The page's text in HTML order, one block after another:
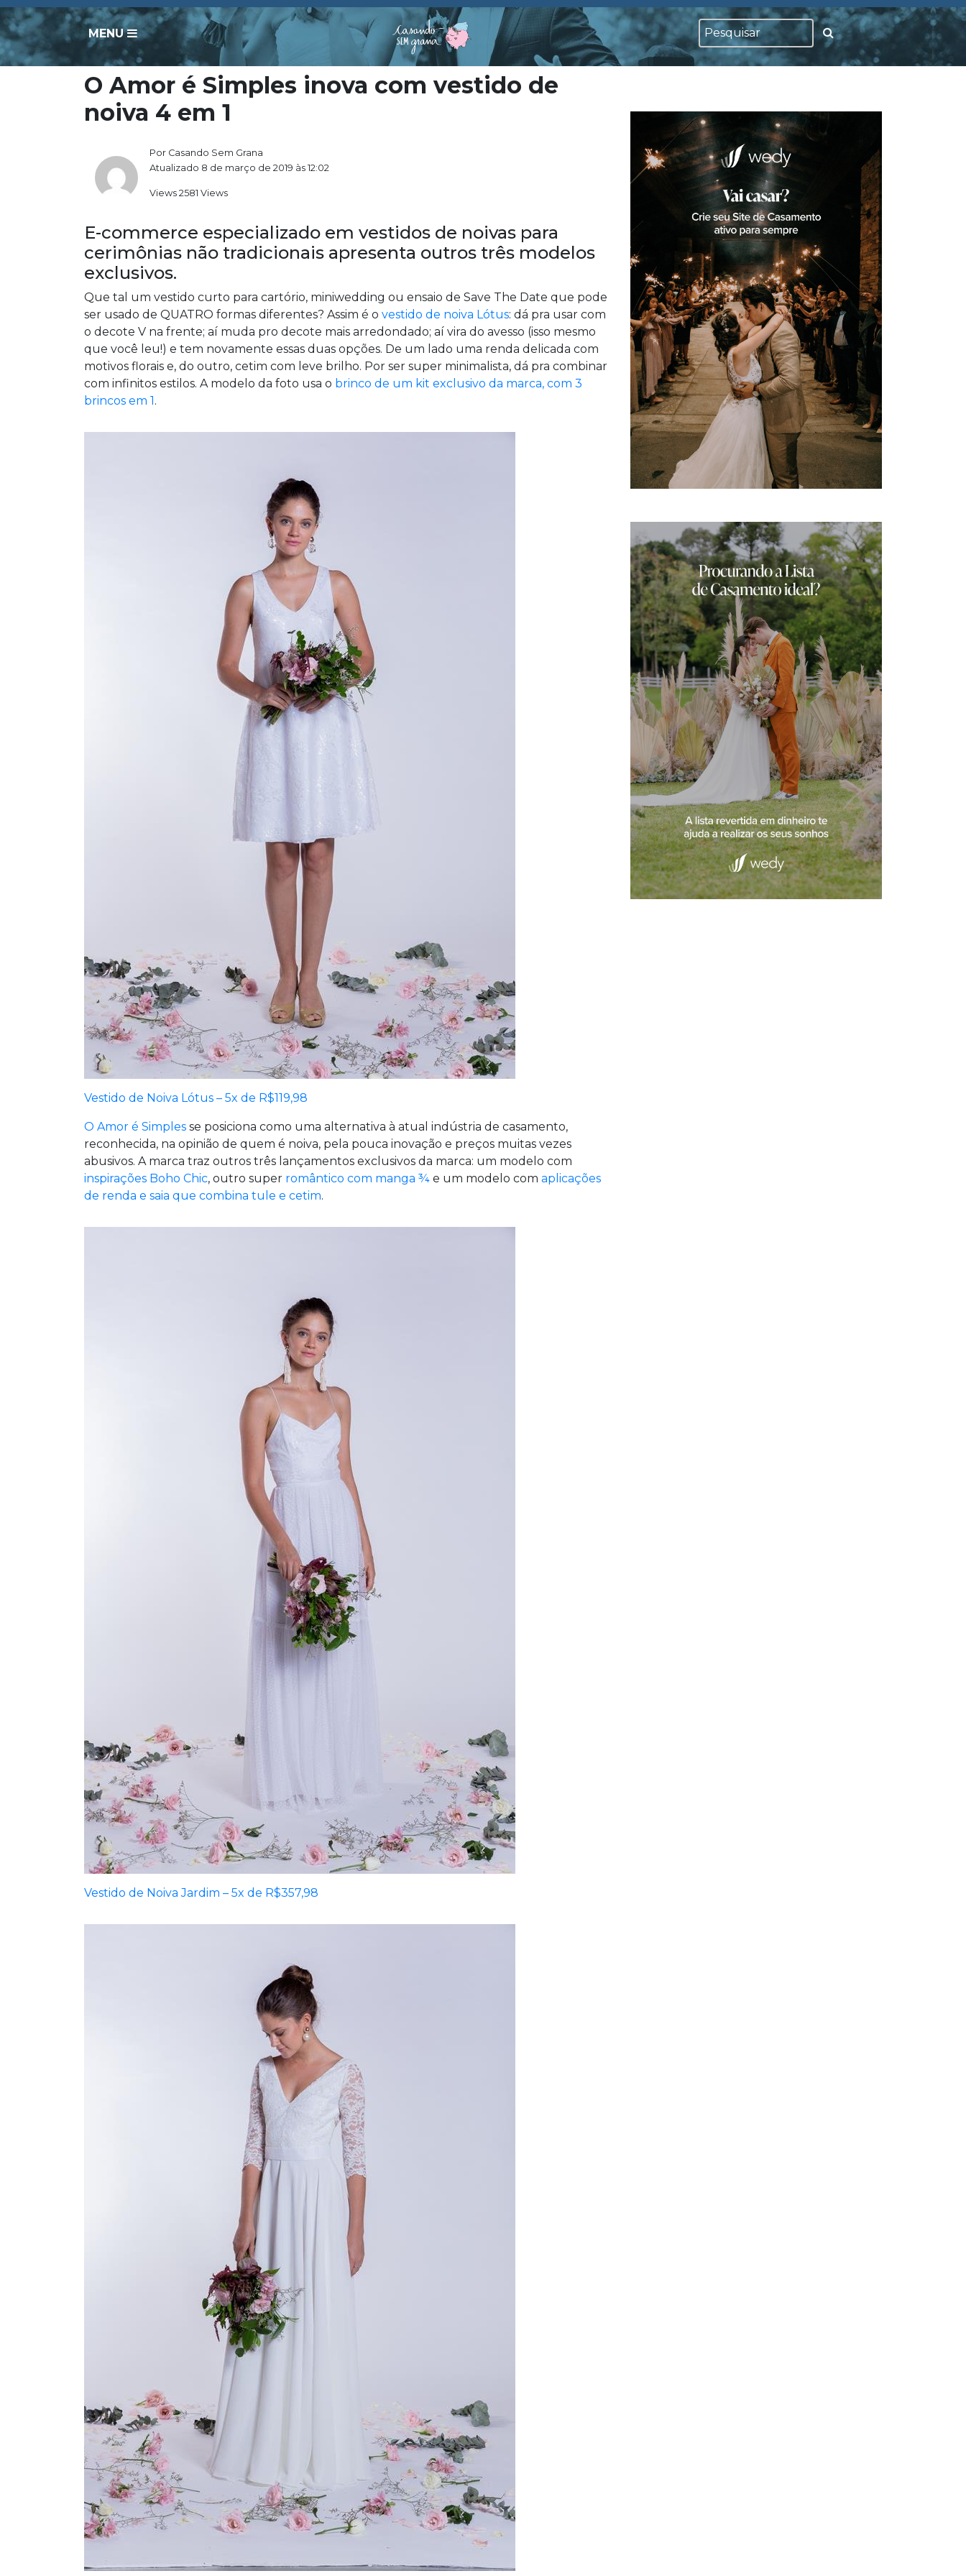
MENU
O Amor é Simples inova com vestido de
noiva 4 em 1
Por Casando Sem Grana
Atualizado 8 de março de 2019 às 12:02
Views 2581 Views
E-commerce especializado em vestidos de noivas para
cerimônias não tradicionais apresenta outros três modelos
exclusivos.
Que tal um vestido curto para cartório, miniwedding ou ensaio de Save The Date que pode
ser usado de QUATRO formas diferentes? Assim é o vestido de noiva Lótus: dá pra usar com
o decote V na frente; aí muda pro decote mais arredondado; aí vira do avesso (isso mesmo
que você leu!) e tem novamente essas duas opções. De um lado uma renda delicada com
motivos florais e, do outro, cetim com leve brilho. Por ser super minimalista, dá pra combinar
com infinitos estilos. A modelo da foto usa o brinco de um kit exclusivo da marca, com 3
brincos em 1.
Vestido de Noiva Lótus – 5x de R$119,98
O Amor é Simples se posiciona como uma alternativa à atual indústria de casamento,
reconhecida, na opinião de quem é noiva, pela pouca inovação e preços muitas vezes
abusivos. A marca traz outros três lançamentos exclusivos da marca: um modelo com
inspirações Boho Chic, outro super romântico com manga ¾ e um modelo com aplicações
de renda e saia que combina tule e cetim.
Vestido de Noiva Jardim – 5x de R$357,98